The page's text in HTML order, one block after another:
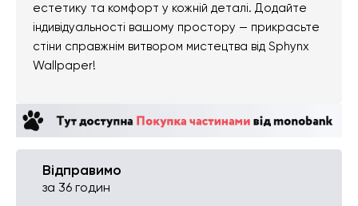
естетику та комфорт у кожній деталі. Додайте
індивідуальності вашому простору — прикрасьте
стіни справжнім витвором мистецтва від Sphynx
Wallpaper!
Відправимо
за 36 годин